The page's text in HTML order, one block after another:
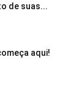
de suas...
aqui!